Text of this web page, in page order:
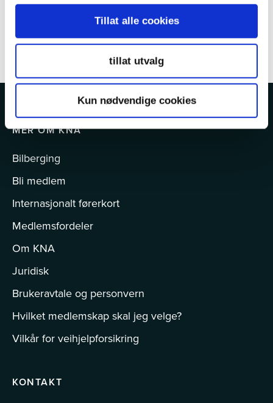
Tillat alle cookies
tillat utvalg
Kun nødvendige cookies
MER OM KNA
Bilberging
Bli medlem
Internasjonalt førerkort
Medlemsfordeler
Om KNA
Juridisk
Brukeravtale og personvern
Hvilket medlemskap skal jeg velge?
Vilkår for veihjelpforsikring
KONTAKT